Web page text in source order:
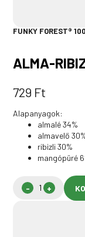
FUNKY FOREST®
ALMA-
729 Ft
Alapanyagok:
almalé 34%
almavelő
ribizli 30%
mangópüré